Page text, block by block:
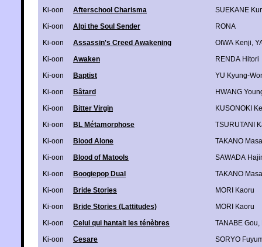
Ki-oon
Afterschool Charisma
SUEKANE
Ki-oon
Alpi the Soul Sender
RONA
Ki-oon
Assassin's Creed Awakening OIWA Kenji,
Ki-oon
Awaken
RENDA Hitori
Ki-oon
Baptist
YU Kyung-
Ki-oon
Bâtard
HWANG
Ki-oon
Bitter Virgin
KUSONOKI
Ki-oon
BL Métamorphose
TSURUTANI
Ki-oon
Blood Alone
TAKANO
Ki-oon
Blood of Matools
SAWADA
Ki-oon
Boogiepop Dual
TAKANO
Ki-oon
Bride Stories
MORI Kaoru
Ki-oon
Bride Stories (Lattitudes)
MORI Kaoru
Ki-oon
Celui qui hantait les ténèbres TANABE Gou,
Ki-oon
Cesare
SORYO